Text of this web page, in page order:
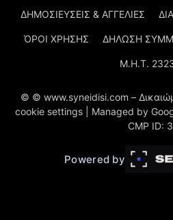
ΔΗΜΟΣΙΕΥΣΕΙΣ & ΑΓΓΕΛΙΕΣ
ΌΡΟΙ ΧΡΗΣΗΣ ΔΗΛΩΣΗ
Μ.Η.Τ.
© © www.syneidisi.com –
cookie settings | Managed by
CMP ID:
Powered by